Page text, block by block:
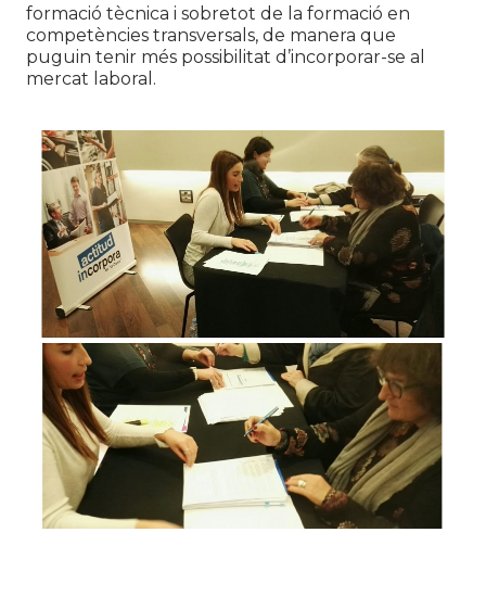
formació tècnica i sobretot de la formació en
competències transversals, de manera que
puguin tenir més possibilitat d’incorporar-se al
mercat laboral.